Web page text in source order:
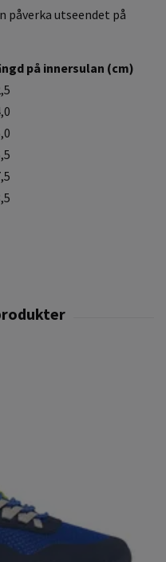
påverka utseendet på
på innersulan (cm)